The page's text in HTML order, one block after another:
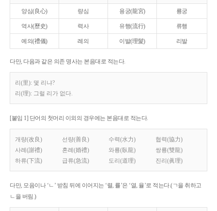
양심(良心) 량심 용궁(龍宮) 룡궁
역사(歷史) 력사 유행(流行) 류행
예의(禮儀) 례의 이발(理髮) 리발
다만, 다음과 같은 의존 명사는 본음대로 적는다.
리(里): 몇 리냐?
리(理): 그럴 리가 없다.
[붙임 1] 단어의 첫머리 이외의 경우에는 본음대로 적는다.
개량(改良) 선량(善良) 수력(水力)
협력(協力)
사례(謝禮)
혼례(婚禮) 와룡(臥龍)
쌍룡(雙龍)
하류(下流)
급류(急流) 도리(道理) 진리(眞理)
다만, 모음이나 ‘ㄴ’ 받침 뒤에 이어지는 ‘렬, 률’은 ‘열, 율’로 적는다.(ㄱ을 취하고
ㄴ을 버림.)